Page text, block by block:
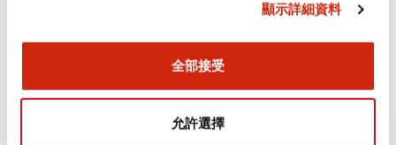
顯示詳細資料
全部接受
允許選擇
型錄和宣傳手冊 CAD檔 認證與標準
ø25/30 系列 CS型 凸輪開關